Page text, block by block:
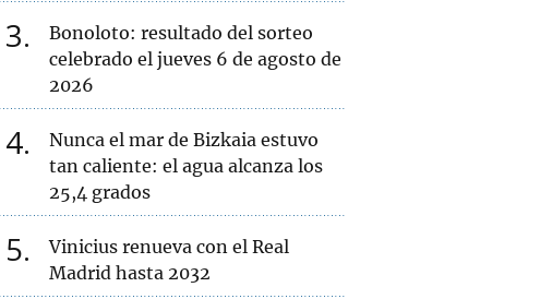
3
Bonoloto: resultado del sorteo
celebrado el jueves 6 de agosto de
2026
4
Nunca el mar de Bizkaia estuvo
tan caliente: el agua alcanza los
25,4 grados
5
Vinicius renueva con el Real
Madrid hasta 2032